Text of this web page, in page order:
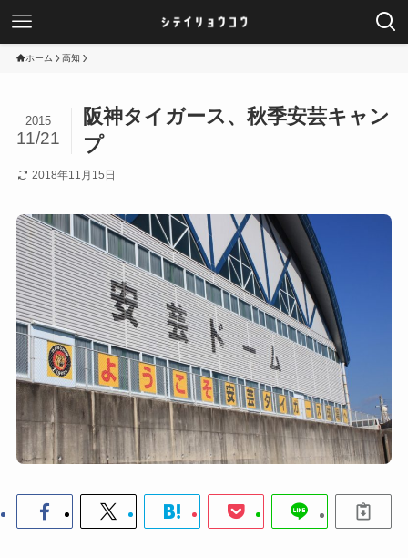
ホーム 高知
阪神タイガース、秋季安芸キャン
プ
2015
11/21
2018年11月15日